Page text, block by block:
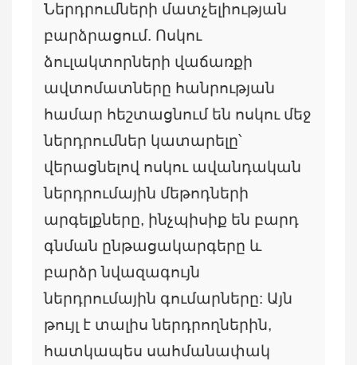
Ներդրումների մատչելիության
բարձրացում. Ոսկու
ձուլակտորների վաճառքի
ավտոմատները հանրության
համար հեշտացնում են ոսկու մեջ
ներդրումներ կատարելը՝
վերացնելով ոսկու ավանդական
ներդրումային մեթոդների
արգելքները, ինչպիսիք են բարդ
գնման ընթացակարգերը և
բարձր նվազագույն
ներդրումային գումարները: Այն
թույլ է տալիս ներդրողներին,
հատկապես սահմանափակ